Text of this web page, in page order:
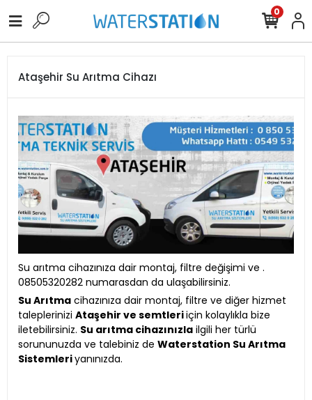
0
Ataşehir Su Arıtma Cihazı
Su arıtma cihazınıza dair montaj, filtre değişimi ve .
08505320282 numarasdan da ulaşabilirsiniz.
Su Arıtma cihazınıza dair montaj, filtre ve diğer hizmet
taleplerinizi Ataşehir ve semtleriiçin kolaylıkla bize
iletebilirsiniz. Su arıtma cihazınızla ilgili her türlü
sorununuzda ve talebiniz de Waterstation Su Arıtma
Sistemleriyanınızda.